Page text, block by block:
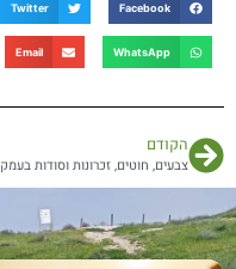
Facebook
Twitter
WhatsApp
Email
הקודם